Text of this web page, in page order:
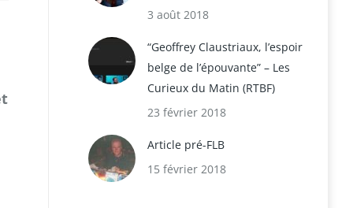
3 août 2018
“Geoffrey Claustriaux, l’espoir
belge de l’épouvante” – Les
Curieux du Matin (RTBF)
23 février 2018
Article pré-FLB
15 février 2018